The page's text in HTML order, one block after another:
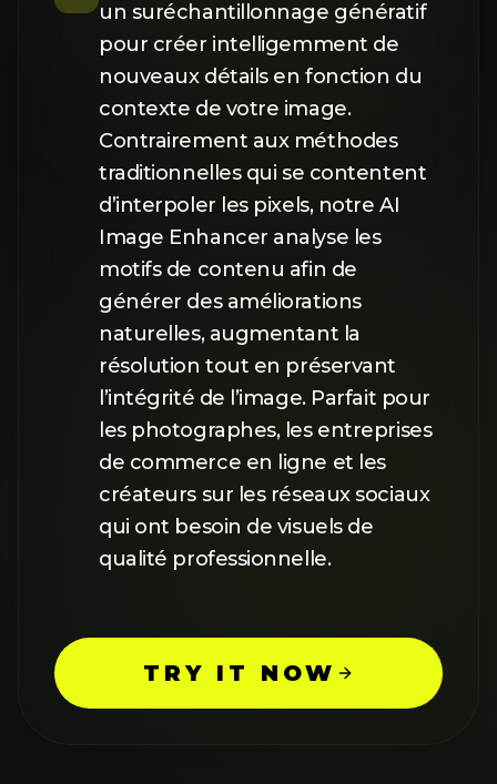
un suréchantillonnage génératif
pour créer intelligemment de
nouveaux détails en fonction du
contexte de votre image.
Contrairement aux méthodes
traditionnelles qui se contentent
d’interpoler les pixels, notre AI
Image Enhancer analyse les
motifs de contenu afin de
générer des améliorations
naturelles, augmentant la
résolution tout en préservant
l’intégrité de l’image. Parfait pour
les photographes, les entreprises
de commerce en ligne et les
créateurs sur les réseaux sociaux
qui ont besoin de visuels de
qualité professionnelle.
TRY IT NOW